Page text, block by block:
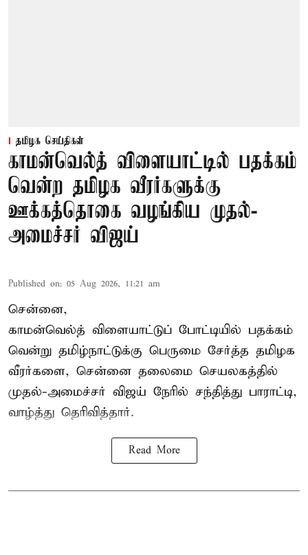
தமிழக செய்திகள்
காமன்வெல்த் விளையாட்டில் பதக்கம்
வென்ற தமிழக வீரர்களுக்கு
ஊக்கத்தொகை வழங்கிய முதல்-
அமைச்சர் விஜய்
Published on: 05 Aug 2026, 11:21 am
சென்னை,
காமன்வெல்த் விளையாட்டுப் போட்டியில் பதக்கம்
வென்று தமிழ்நாட்டுக்கு பெருமை சேர்த்த தமிழக
வீரர்களை, சென்னை தலைமை செயலகத்தில்
முதல்-அமைச்சர் விஜய் நேரில் சந்தித்து பாராட்டி,
வாழ்த்து தெரிவித்தார்.
Read More